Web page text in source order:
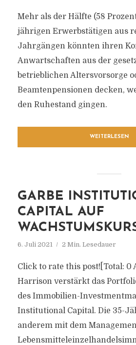
Mehr als der Hälfte (58
jährigen Erwerbstätigen aus
Jahrgängen könnten ihren
Anwartschaften aus der
betrieblichen Altersvorsorge
Beamtenpensionen decken,
den Ruhestand gingen.
WEITERLESEN
GARBE
CAPITAL AUF
6. Juli 2021 2 Min. Lesedauer
Click to rate this post![Total: 0
Harrison verstärkt das
des Immobilien-
Institutional Capital. Die 35-
anderem mit dem